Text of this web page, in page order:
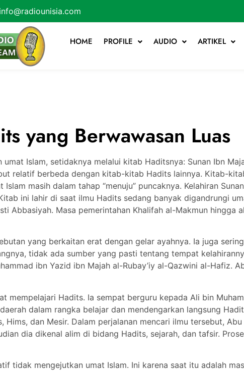
info@radiounisia.com
HOME PROFILE AUDIO ARTIKEL
yang Berwawasan Luas
Islam, setidaknya melalui kitab Haditsnya: Sunan Ibn
relatif berbeda dengan kitab-kitab Hadits lainnya. Kitab-
masih dalam tahap “menuju” puncaknya. Kelahiran
ini lahir di saat ilmu Hadits sedang banyak digandrungi
Abbasiyah. Masa pemerintahan Khalifah al-Makmun hingga
yang berkaitan erat dengan gelar ayahnya. Ia juga
tidak ada sumber yang pasti tentang tempat
ibn Yazid ibn Majah al-Rubay’iy al-Qazwini al-Hafiz.
mempelajari Hadits. Ia sempat berguru kepada Ali bin
dalam rangka belajar dan mendengarkan langsung
Hims, dan Mesir. Dalam perjalanan mencari ilmu tersebut,
dia dikenal alim di bidang Hadits, sejarah, dan tafsir.
tidak mengejutkan umat Islam. Ini karena saat itu adalah